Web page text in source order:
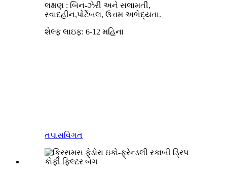
લક્ષણ : બિન-ઝેરી અને સલામતી,
સ્વાદહીન,પોર્ટેબલ, ઉત્તમ અભેદ્યતા.
શેલ્ફ લાઇફ: 6-12 મહિના
તપાસવિગત